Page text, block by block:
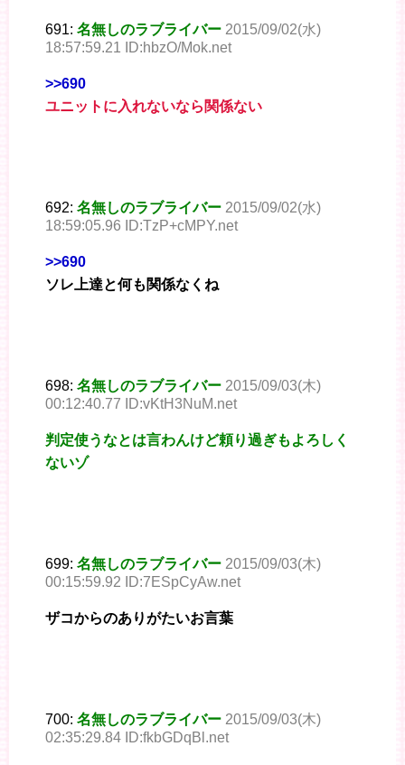
691: 名無しのラブライバー 2015/09/02(水)
18:57:59.21 ID:hbzO/Mok.net
>>690
ユニットに入れないなら関係ない
692: 名無しのラブライバー 2015/09/02(水)
18:59:05.96 ID:TzP+cMPY.net
>>690
ソレ上達と何も関係なくね
698: 名無しのラブライバー 2015/09/03(木)
00:12:40.77 ID:vKtH3NuM.net
判定使うなとは言わんけど頼り過ぎもよろしく
ないゾ
699: 名無しのラブライバー 2015/09/03(木)
00:15:59.92 ID:7ESpCyAw.net
ザコからのありがたいお言葉
700: 名無しのラブライバー 2015/09/03(木)
02:35:29.84 ID:fkbGDqBl.net